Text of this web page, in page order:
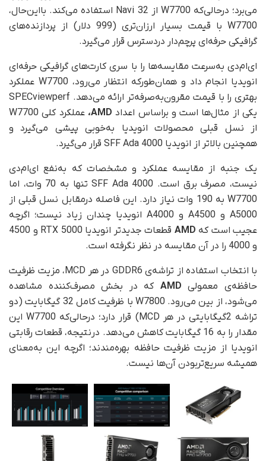
می‌برد؛ در‌حالی‌که W7700 از Navi 32 استفاده می‌کند. بااین‌حال،
W7700 با قیمت‌ بسیار ارزان‌تری (999 دلار) از پردازنده‌های
گرافیکی حرفه‌ای پرچم‌دار دردسترس قرار می‌گیرد.
ای‌ام‌دی به‌سرعت مقایسه‌ها را با سری کارت‌های گرافیکی حرفه‌ای
انویدیا انجام داد و همان‌طور‌که انتظار می‌رود، W7700 عملکرد
بهتری را با قیمت مقرون‌به‌صرفه‌تر ارائه می‌دهد. SPECviewperf
یکی از مثال‌ها است و بر‌اساس اعداد AMD،
عملکرد کلی W7700
از نسل قبلی محصولات انویدیا به‌خوبی پیشی می‌گیرد و
همچنین بالاتر از انویدیا 4000 SFF Ada قرار می‌گیرد.
یک جنبه از مقایسه عملکرد و مشخصات که به‌نفع ای‌ام‌دی
نیست، مصرف برق است. 4000 SFF Ada تنها به 70 وات، اما
W7700 به 190 وات نیاز دارد. این فاصله در‌مقابل نسل قبلی از
A5000 و A4500 و A4000 انویدیا چندان زیاد نیست؛ اگرچه
عجیب است که AMD
قطعات جدیدتر انویدیا RTX 5000 و 4500
و 4000 را در آن مقایسه در نظر نگرفته است.
با انتخاب استفاده از تراشه‌ی GDDR6 در هر MCD، مزیت ظرفیت
حافظه‌ی معمولی AMD که در بخش مصرف‌کننده مشاهده
می‌شود، از بین می‌رود. W7800 با ظرفیت کامل 32 گیگابایت (دو
تراشه 2‌گیگابایتی در هر MCD) قرار دارد؛ در‌حالی‌که W7700 این
مقدار را به 16 گیگابایت کاهش می‌دهد. در‌نتیجه، قطعات رقابتی
انویدیا از مزیت ظرفیت حافظه بهره‌مندند؛ اگرچه این به‌معنای
همیشه سریع‌تر‌بودن آن‌ها نیست.